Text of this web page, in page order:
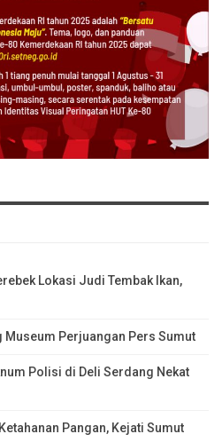
Lokasi Judi Tembak Ikan,
Museum Perjuangan Pers Sumut
Polisi di Deli Serdang Nekat
Pangan, Kejati Sumut